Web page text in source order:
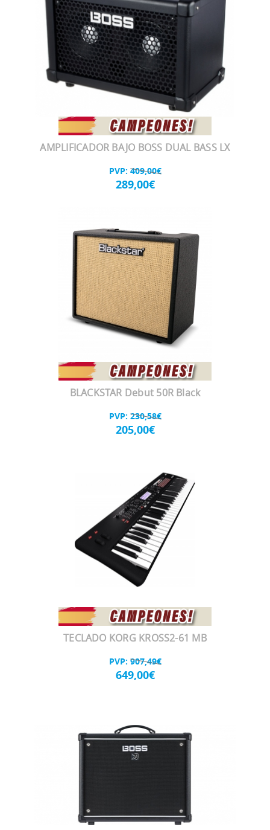
AMPLIFICADOR BAJO BOSS DUAL BASS LX
PVP: 409,00€
289,00€
BLACKSTAR Debut 50R Black
PVP: 230,58€
205,00€
TECLADO KORG KROSS2-61 MB
PVP: 907,49€
649,00€